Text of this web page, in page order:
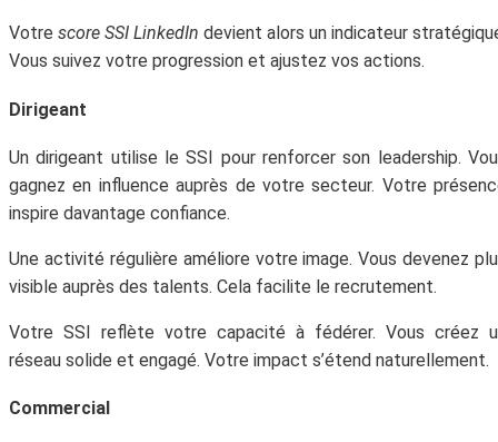
Votre score SSI LinkedIn devient alors un indicateur
Vous suivez votre progression et ajustez vos actions.
Dirigeant
Un dirigeant utilise le SSI pour renforcer son leadership.
gagnez en influence auprès de votre secteur. Votre
inspire davantage confiance.
Une activité régulière améliore votre image. Vous devenez
visible auprès des talents. Cela facilite le recrutement.
Votre SSI reflète votre capacité à fédérer. Vous créez
réseau solide et engagé. Votre impact s’étend naturellement.
Commercial